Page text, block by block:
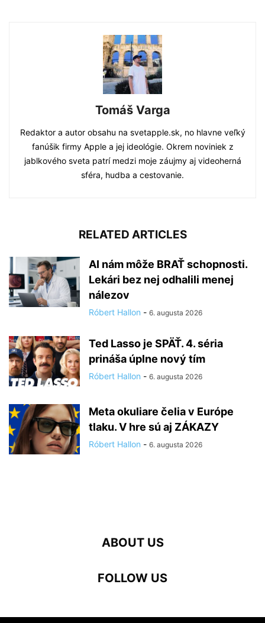
Tomáš Varga
Redaktor a autor obsahu na svetapple.sk, no hlavne veľký
fanúšik firmy Apple a jej ideológie. Okrem noviniek z
jablkového sveta patrí medzi moje záujmy aj videoherná
sféra, hudba a cestovanie.
RELATED ARTICLES
AI nám môže BRAŤ schopnosti.
Lekári bez nej odhalili menej
nálezov
Róbert Hallon - 6. augusta 2026
Ted Lasso je SPÄŤ. 4. séria
prináša úplne nový tím
Róbert Hallon - 6. augusta 2026
Meta okuliare čelia v Európe
tlaku. V hre sú aj ZÁKAZY
Róbert Hallon - 6. augusta 2026
ABOUT US
FOLLOW US